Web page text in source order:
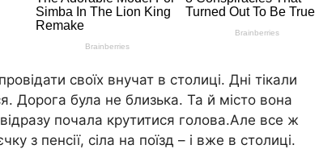
своїх внучат в столиці. Дні тікали
Дорога була не близька. Та й місто вона
почала крутитися голова.Але все ж
з пенсії, сіла на поїзд – і вже в столиці.